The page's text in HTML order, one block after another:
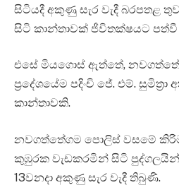
සිටියදී අකුණු සැර වැදී බරපතළ
සිටි කාන්තාවක් ජීවිතක්ෂයට පත්වී
එසේ මියගොස් ඇත්තේ,
ප්‍රදේශයේම පදිංචි ජේ. එම්.
කාන්තාවකි.
නවගත්තේගම පොලිස් වසමේ
කුඹුරක වැඩකරමින් සිටි
13වනදා අකුණු සැර වැදී තිබුණි.